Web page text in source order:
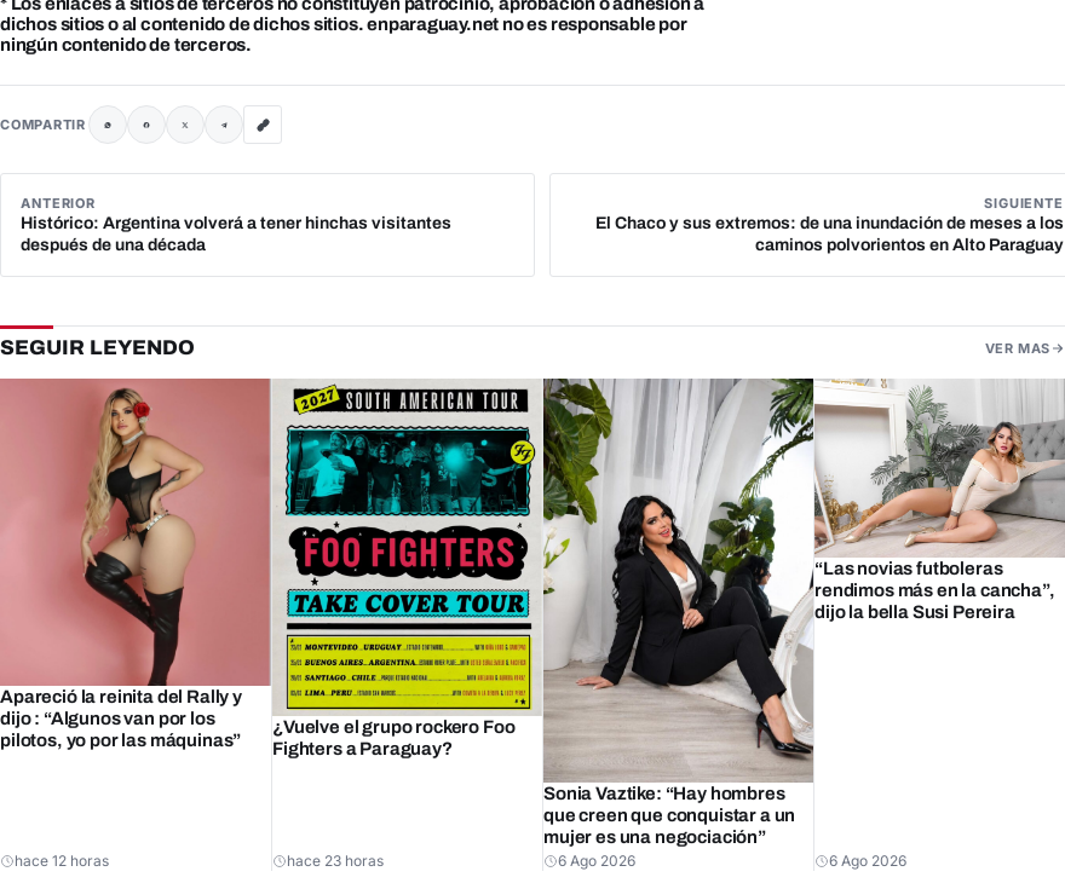
dichos sitios o al contenido de dichos sitios. enparaguay.net no es responsable por
ningún contenido de terceros.
COMPARTIR
ANTERIOR
Histórico: Argentina volverá a tener hinchas visitantes
después de una década
SIGUIENTE
El Chaco y sus extremos: de una inundación de meses a los
caminos polvorientos en Alto Paraguay
SEGUIR LEYENDO VER MAS
Apareció la reinita del Rally y
dijo : “Algunos van por los
pilotos, yo por las máquinas”
hace 12 horas
¿Vuelve el grupo rockero Foo
Fighters a Paraguay?
hace 23 horas
Sonia Vaztike: “Hay hombres
que creen que conquistar a un
mujer es una negociación”
6 Ago 2026
“Las novias futboleras
rendimos más en la cancha”,
dijo la bella Susi Pereira
6 Ago 2026